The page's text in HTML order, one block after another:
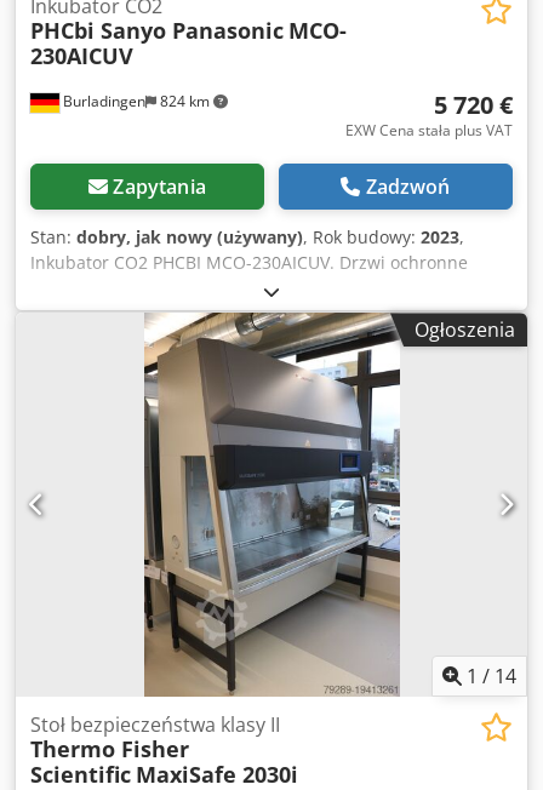
Burladingen 824 km
Inkubator CO2
PHCbi Sanyo Panasonic MCO-
230AICUV
5 720 €
EXW Cena stała plus VAT
Zapytania Zadzwoń
Stan: dobry, jak nowy (używany), Rok budowy: 2023,
Inkubator CO2 PHCBI MCO-230AICUV. Drzwi ochronne
(szklane, wewnętrzne). 4x perforowane półki z regulacją
wysokości. 1x wanna ociekowa. Dwedjwutx Nepfx Af Hja
Możliwość zamknięcia na klucz. Wnętrze: stal nierdzewna.
Na kółkach. Wyświetlacz z panelem dotykowym. Nie
używany. W zestawie gwarancja funkcjonalna.
Ogłoszenia
1 / 14
Stoł bezpieczeństwa klasy II
Thermo Fisher
Scientific MaxiSafe 2030i